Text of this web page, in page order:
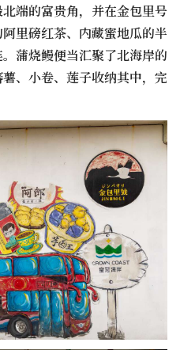
端的富贵角，并在金包里号
里磅红茶、内藏蜜地瓜的半
蒲烧鳗便当汇聚了北海岸的
、小卷、莲子收纳其中，完